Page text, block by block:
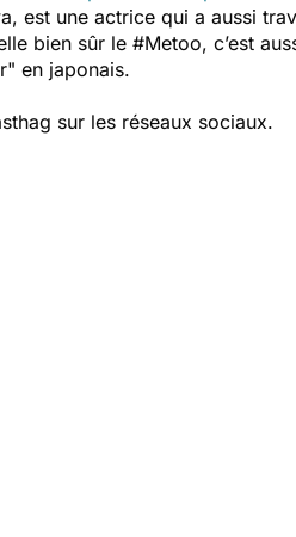
est une actrice qui a aussi
bien sûr le #Metoo, c’est
en japonais.
sur les réseaux sociaux.